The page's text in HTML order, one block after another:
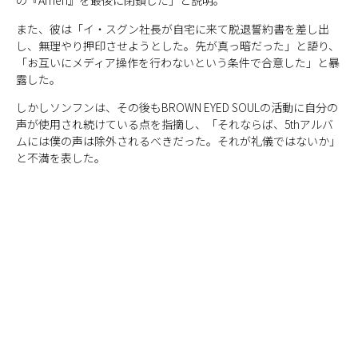
また、彼は「イ・スグン社長が自宅に来て脱退誓約書を差し出
し、無理やり押印させようとした。先が真っ暗だった」と語り、
「お互いにメディア操作を行わないという条件で合意した」と暴
露した。
しかしソンフンは、その後もBROWN EYED SOULの活動に自分の
声が使用され続けている点を指摘し、「それならば、5thアルバ
ムには僕の声は除外されるべきだった。それが礼儀ではないか」
と不満を表した。